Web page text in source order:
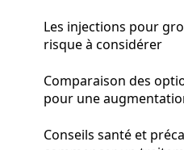
Les injections pour
risque à considérer
Comparaison des
pour une
Conseils santé et